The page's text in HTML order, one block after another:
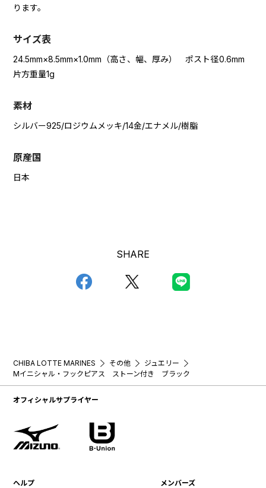
ります。
サイズ表
24.5mm×8.5mm×1.0mm（高さ、幅、厚み） ポスト径0.6mm
片方重量1g
素材
シルバー925/ロジウムメッキ/14金/エナメル/樹脂
原産国
日本
SHARE
CHIBA LOTTE MARINES その他
ジュエリー
Mイニシャル・フックピアス ストーン付き ブラック
オフィシャルサプライヤー
ヘルプ メンバーズ